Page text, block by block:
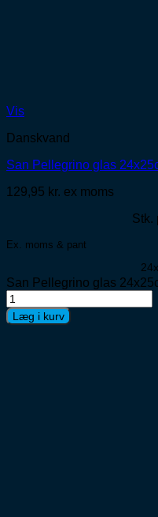
Vis
Danskvand
San Pellegrino glas
129,95 kr. ex moms
Stk.
Ex. moms & pant
San Pellegrino glas
Læg i kurv